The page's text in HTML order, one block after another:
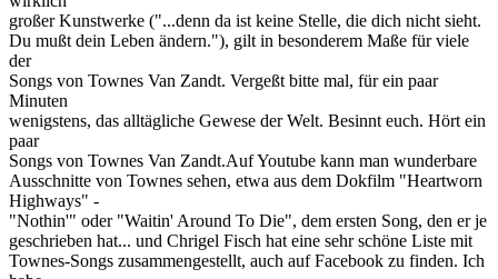
großer Kunstwerke ("...denn da ist keine Stelle, die dich nicht sieht.
Du mußt dein Leben ändern."), gilt in besonderem Maße für viele
der
Songs von Townes Van Zandt. Vergeßt bitte mal, für ein paar
Minuten
wenigstens, das alltägliche Gewese der Welt. Besinnt euch. Hört ein
paar
Songs von Townes Van Zandt.Auf Youtube kann man wunderbare
Ausschnitte von Townes sehen, etwa aus dem Dokfilm "Heartworn
Highways" -
"Nothin'" oder "Waitin' Around To Die", dem ersten Song, den er je
geschrieben hat... und Chrigel Fisch hat eine sehr schöne Liste mit
Townes-Songs zusammengestellt, auch auf Facebook zu finden. Ich